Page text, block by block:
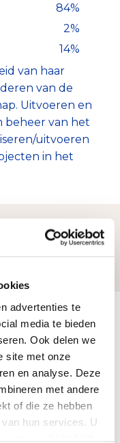
advertenties te
media te bieden
Ook delen we
site met onze
en analyse. Deze
met andere
of die ze hebben
hun services. U
84%
2%
14%
van haar
van de
Uitvoeren en
beheer van het
uitvoeren
in het
doel